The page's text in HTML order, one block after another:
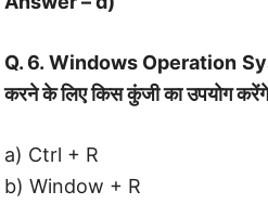
Q. 6. Windows Operation
करने के लिए किस कुंजी का उपयोग
a) Ctrl + R
b) Window + R